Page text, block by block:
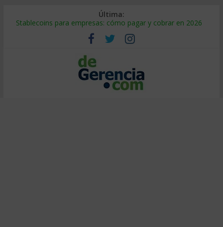
Última:
Stablecoins para empresas: cómo pagar y cobrar en 2026
Despido silencioso: qué es y por qué sale tan caro
IA en selección de personal: cómo auditarla a tiempo
Trabajo forzoso en la cadena de suministro: qué hacer
Mercado hispano de EE. UU.: cómo segmentarlo y venderle